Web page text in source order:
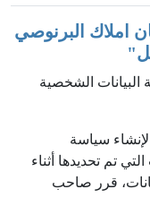
املاك البرنوصي
"
الشخصية
اختار مؤلف العريضة Aredaonline.com لإنشاء سياسة
تم تحديدها أثناء
قرر صاحب